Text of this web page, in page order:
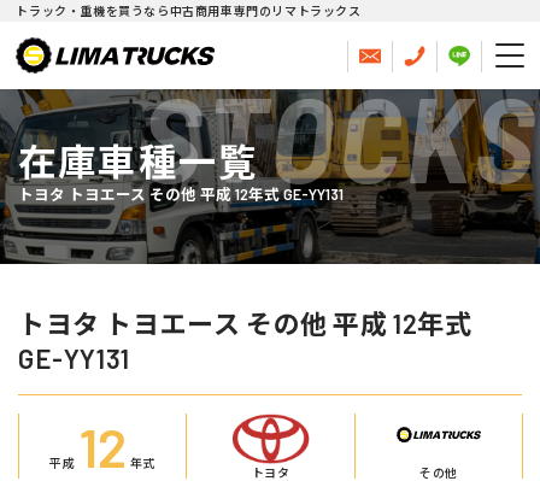
トラック・重機を買うなら中古商用車専門のリマトラックス
在庫車種一覧
トヨタ トヨエース その他 平成 12年式 GE-YY131
STOCKS
トヨタ トヨエース その他 平成 12年式
GE-YY131
平成 12 年式
トヨタ その他